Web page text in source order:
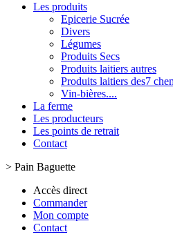
Les produits
Epicerie Sucrée
Divers
Légumes
Produits Secs
Produits laitiers autres
Produits laitiers des7
Vin-bières....
La ferme
Les producteurs
Les points de retrait
Contact
> Pain Baguette
Accès direct
Commander
Mon compte
Contact